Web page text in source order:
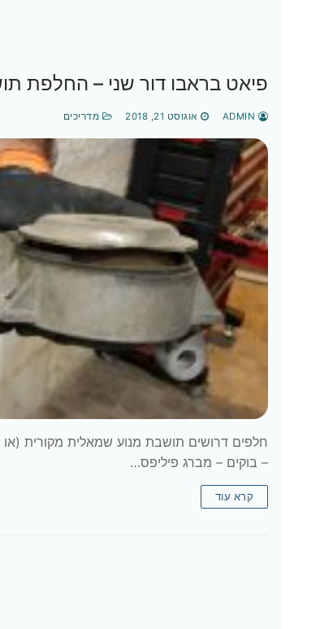
פיאט בראבו דור שני – החלפת
אוגוסט 21, 2018 מדריכים
– בוקים – מברג פיליפס…
קרא עוד